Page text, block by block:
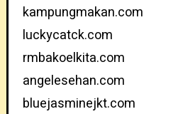
kampungmakan.com
luckycatck.com
rmbakoelkita.com
angelesehan.com
bluejasminejkt.com